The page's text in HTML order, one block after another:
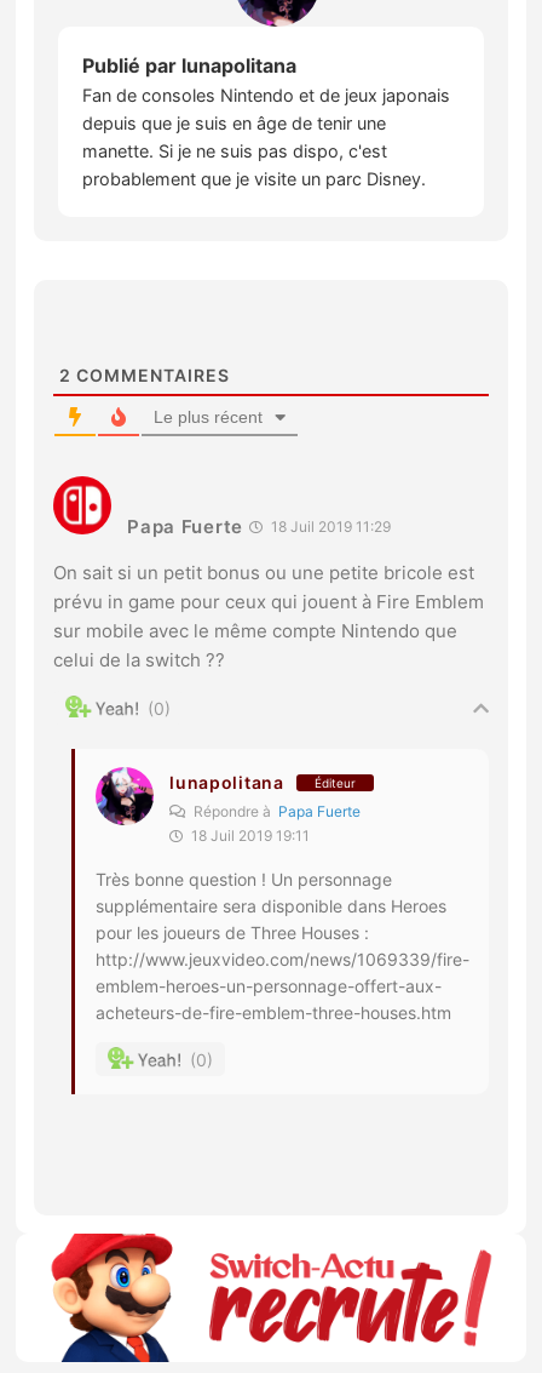
Publié par lunapolitana
Fan de consoles Nintendo et de jeux japonais
depuis que je suis en âge de tenir une
manette. Si je ne suis pas dispo, c'est
probablement que je visite un parc Disney.
2 COMMENTAIRES
Le plus récent
Papa Fuerte 18 Juil 2019 11:29
On sait si un petit bonus ou une petite bricole est
prévu in game pour ceux qui jouent à Fire Emblem
sur mobile avec le même compte Nintendo que
celui de la switch ??
0
lunapolitana Éditeur
Répondre à Papa Fuerte
18 Juil 2019 19:11
Très bonne question ! Un personnage
supplémentaire sera disponible dans Heroes
pour les joueurs de Three Houses :
http://www.jeuxvideo.com/news/1069339/fire-
emblem-heroes-un-personnage-offert-aux-
acheteurs-de-fire-emblem-three-houses.htm
0